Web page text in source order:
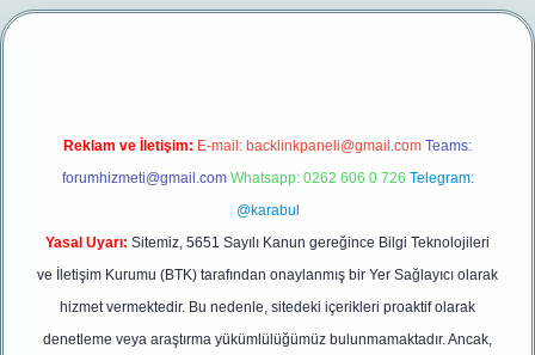
yeni giriş
Reklam ve İletişim: E-mail: backlinkpaneli@gmail.com Teams:
forumhizmeti@gmail.com Whatsapp: 0262 606 0 726 Telegram:
@karabul
Yasal Uyarı: Sitemiz, 5651 Sayılı Kanun gereğince Bilgi Teknolojileri
ve İletişim Kurumu (BTK) tarafından onaylanmış bir Yer Sağlayıcı olarak
hizmet vermektedir. Bu nedenle, sitedeki içerikleri proaktif olarak
denetleme veya araştırma yükümlülüğümüz bulunmamaktadır. Ancak,